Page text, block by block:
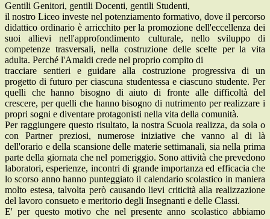
Gentili Genitori, gentili Docenti, gentili Studenti,
il nostro Liceo investe nel potenziamento formativo, dove il percorso
didattico ordinario è arricchito per la promozione dell'eccellenza dei
suoi allievi nell'approfondimento culturale, nello sviluppo di
competenze trasversali, nella costruzione delle scelte per la vita
adulta. Perché l'Amaldi crede nel proprio compito di
tracciare sentieri e guidare alla costruzione progressiva di un
progetto di futuro per ciascuna studentessa e ciascuno studente. Per
quelli che hanno bisogno di aiuto di fronte alle difficoltà del
crescere, per quelli che hanno bisogno di nutrimento per realizzare i
propri sogni e diventare protagonisti nella vita della comunità.
Per raggiungere questo risultato, la nostra Scuola realizza, da sola o
con Partner preziosi, numerose iniziative che vanno al di là
dell'orario e della scansione delle materie settimanali, sia nella prima
parte della giornata che nel pomeriggio. Sono attività che prevedono
laboratori, esperienze, incontri di grande importanza ed efficacia che
lo scorso anno hanno punteggiato il calendario scolastico in maniera
molto estesa, talvolta però causando lievi criticità alla realizzazione
del lavoro consueto e meritorio degli Insegnanti e delle Classi.
E' per questo motivo che nel presente anno scolastico abbiamo